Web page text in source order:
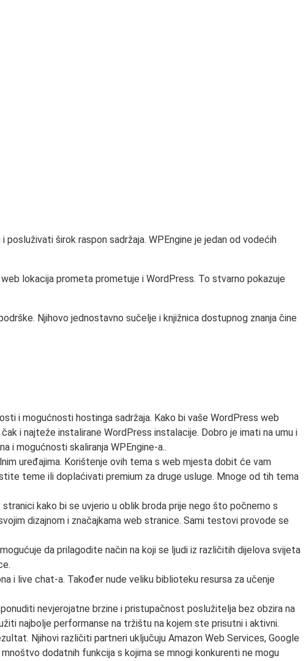
​​širok raspon sadržaja. WPEngine je jedan od vodećih
lokacija prometa prometuje i WordPress. To stvarno pokazuje
Njihovo jednostavno sučelje i knjižnica dostupnog znanja čine
i mogućnosti hostinga sadržaja. Kako bi vaše WordPress web
i najteže instalirane WordPress instalacije. Dobro je imati na umu i
i mogućnosti skaliranja WPEngine-a..
uređajima. Korištenje ovih tema s web mjesta dobit će vam
teme ili doplaćivati ​​premium za druge usluge. Mnoge od tih tema
kako bi se uvjerio u oblik broda prije nego što počnemo s
dizajnom i značajkama web stranice. Sami testovi provode se
da prilagodite način na koji se ljudi iz različitih dijelova svijeta
i live chat-a. Također nude veliku biblioteku resursa za učenje
nevjerojatne brzine i pristupačnost poslužitelja bez obzira na
najbolje performanse na tržištu na kojem ste prisutni i aktivni.
Njihovi različiti partneri uključuju Amazon Web Services, Google
dodatnih funkcija s kojima se mnogi konkurenti ne mogu